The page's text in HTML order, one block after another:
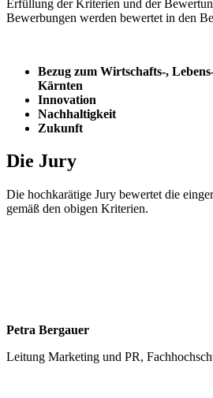
Erfüllung der Kriterien und der
Bewerbungen werden bewertet in den
Bezug zum Wirtschafts-,
Kärnten
Innovation
Nachhaltigkeit
Zukunft
Die Jury
Die hochkarätige Jury bewertet die
gemäß den obigen Kriterien.
Petra Bergauer
Leitung Marketing und PR,